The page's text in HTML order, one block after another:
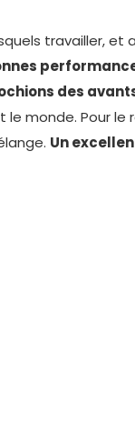
travailler, et
des
monde. Pour le
Un